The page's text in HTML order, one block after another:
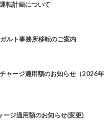
転計画について
ルト事務所移転のご案内
ャージ適用額のお知らせ（2026年
ジ適用額のお知らせ(変更)